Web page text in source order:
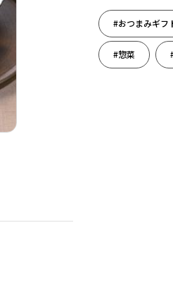
#おつまみギフ
#惣菜